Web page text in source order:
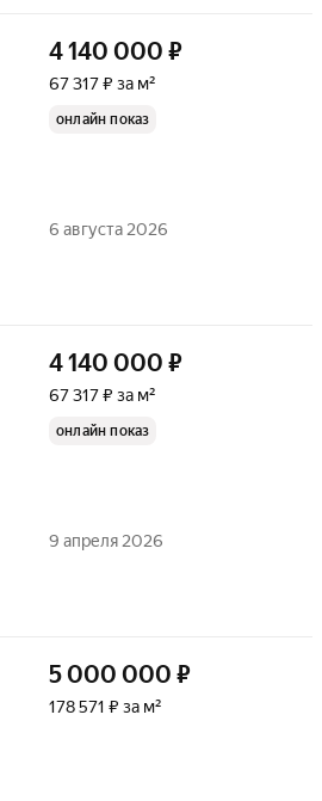
4 140 000 ₽
67 317 ₽ за м²
онлайн показ
6 августа 2026
4 140 000 ₽
67 317 ₽ за м²
онлайн показ
9 апреля 2026
5 000 000 ₽
178 571 ₽ за м²